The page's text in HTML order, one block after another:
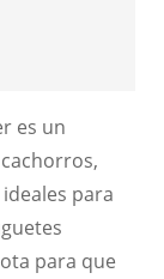
es un
para
para que